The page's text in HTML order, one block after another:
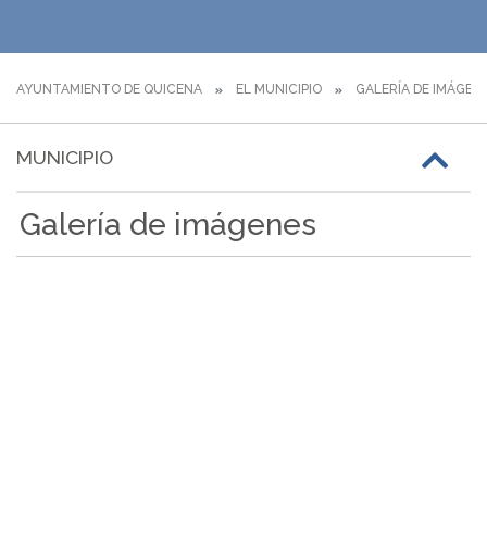
AYUNTAMIENTO DE QUICENA EL MUNICIPIO GALERÍA DE
MUNICIPIO
Galería de imágenes